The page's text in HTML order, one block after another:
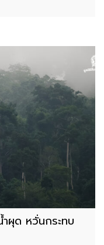
ำผุด หวั่นกระทบ